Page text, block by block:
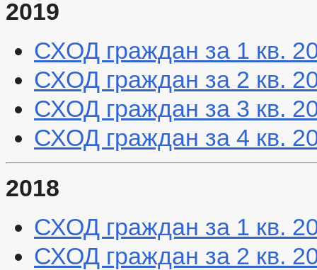
2019
СХОД граждан за 1 кв.
СХОД граждан за 2 кв.
СХОД граждан за 3 кв.
СХОД граждан за 4 кв.
2018
СХОД граждан за 1 кв.
СХОД граждан за 2 кв.